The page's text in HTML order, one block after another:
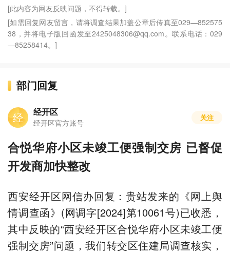
[此内容为网友反映问题，不得转载。]
[如需回复网友留言，请将调查结果加盖公章后传真至029—852575
38，并将电子版回函发至2425048306@qq.com。联系电话：029
—85258414。]
部门回复
经 经开区
经开区官方账号
关注
合悦华府小区未竣工便强制交房 已督促
开发商加快整改
西安经开区网信办回复：贵站发来的《网上舆
情调查函》(网调字[2024]第10061号)已收悉，
其中反映的“西安经开区合悦华府小区未竣工便
强制交房”问题，我们转交区住建局调查核实，